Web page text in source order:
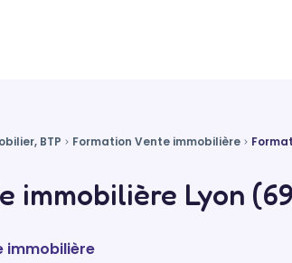
BTP Formation Vente immobilière
immobilière Lyon
immobilière